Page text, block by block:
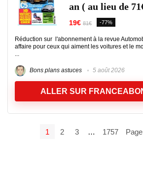
an ( au lieu de
19€ 81€ -77%
Réduction sur l'abonnement à la revue
affaire pour ceux qui aiment les voitures et le
...
Bons plans astuces 5 août 2026
ALLER SUR
1 2 3 … 1757